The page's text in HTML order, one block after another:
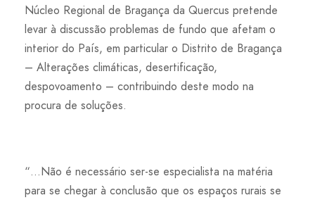
Núcleo Regional de Bragança da Quercus pretende
levar à discussão problemas de fundo que afetam o
interior do País, em particular o Distrito de Bragança
– Alterações climáticas, desertificação,
despovoamento – contribuindo deste modo na
procura de soluções.
“…Não é necessário ser-se especialista na matéria
para se chegar à conclusão que os espaços rurais se